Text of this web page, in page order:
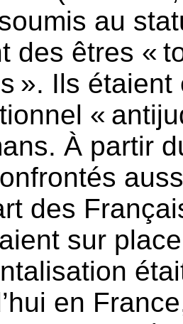
au
des êtres «
». Ils
«
À partir
des
sur
en